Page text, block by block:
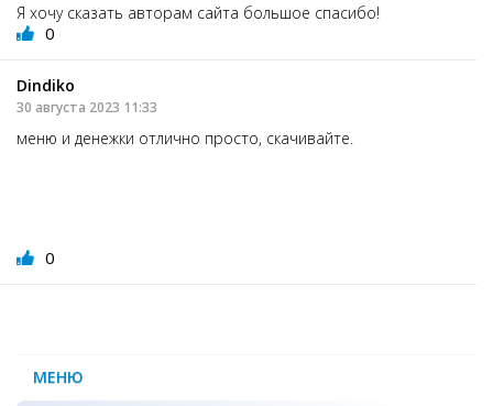
Я хочу сказать авторам сайта большое спасибо!
0
Dindiko
30 августа 2023 11:33
меню и денежки отлично просто, скачивайте.
0
МЕНЮ